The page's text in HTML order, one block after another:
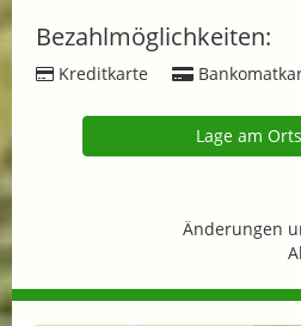
Bezahlmöglichkeiten:
Kreditkarte
Lage am
Änderungen